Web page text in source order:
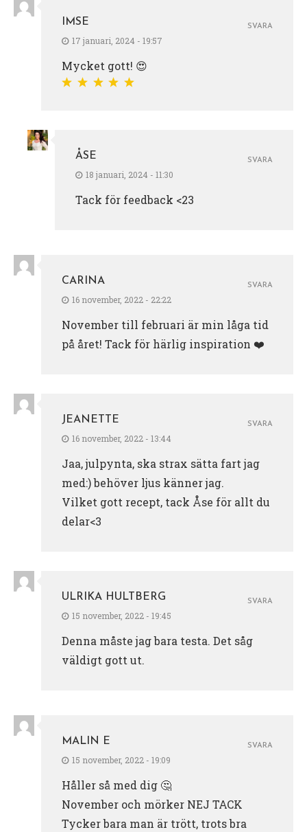
IMSE
17 januari, 2024 - 19:57
Mycket gott! 😍
SVARA
ÅSE
18 januari, 2024 - 11:30
Tack för feedback <23
SVARA
CARINA
16 november, 2022 - 22:22
November till februari är min låga tid
på året! Tack för härlig inspiration ❤️
SVARA
JEANETTE
16 november, 2022 - 13:44
Jaa, julpynta, ska strax sätta fart jag
med:) behöver ljus känner jag.
Vilket gott recept, tack Åse för allt du
delar<3
SVARA
ULRIKA HULTBERG
15 november, 2022 - 19:45
Denna måste jag bara testa. Det såg
väldigt gott ut.
SVARA
MALIN E
15 november, 2022 - 19:09
Håller så med dig 🤔
November och mörker NEJ TACK
Tycker bara man är trött, trots bra
SVARA